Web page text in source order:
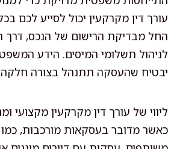
עורך דין מקרקעין יכול לסייע לכם
החל מבדיקת הרישום של הנכס, דרך
לניהול תשלומי המיסים. הידע
יבטיח שהעסקה תתנהל בצורה
ליווי של עורך דין מקרקעין מקצועי
כאשר מדובר בעסקאות מורכבות,